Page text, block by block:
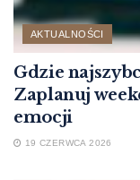
AKTUALNOŚCI
Gdzie
Zaplanuj
emocji
19 CZERWCA 2026